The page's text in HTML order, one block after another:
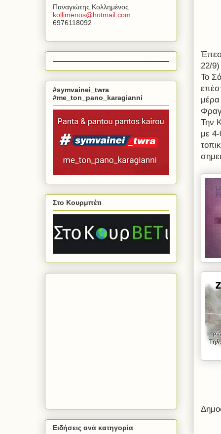
22/
Το
Την
με
Παναγιώτης Κολλημένος
kollimenos@hotmail com
6976118092
#symvainei_twra
#me_ton_pano_karagianni
Στο Κουρμπέτι
Ειδήσεις ανά κατηγορία